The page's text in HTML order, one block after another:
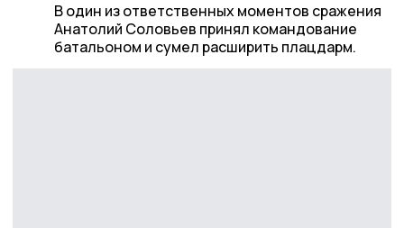
В один из ответственных моментов сражения
Анатолий Соловьев принял командование
батальоном и сумел расширить плацдарм.